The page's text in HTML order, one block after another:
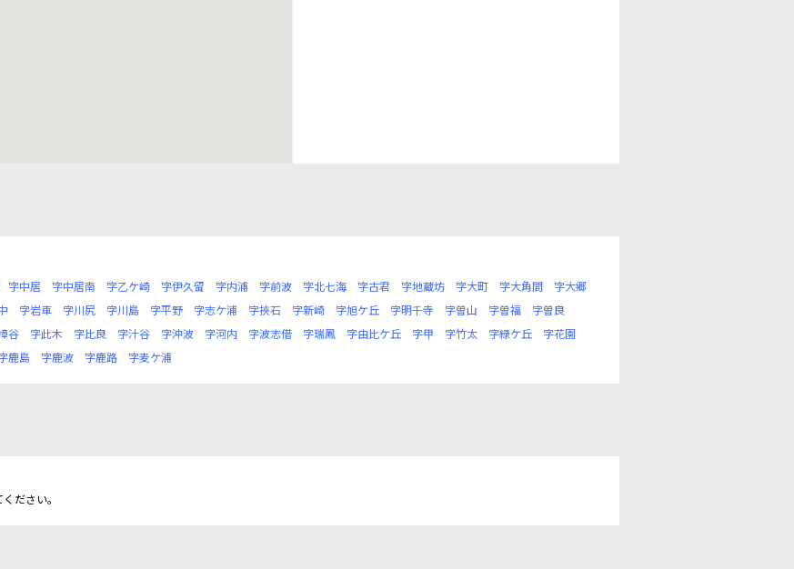
字中居 字中居南 字乙ケ崎 字伊久留 字内浦 字前波 字北七海 字古君 字地蔵坊 字大町 字大角間
字大郷
字岩車 字川尻 字川島 字平野 字志ケ浦 字挾石 字新崎 字旭ケ丘 字明千寺 字曽山 字曽福
字曽良
谷 字此木 字比良 字汁谷 字沖波 字河内 字波志借 字瑞鳳 字由比ケ丘 字甲 字竹太 字緑ケ丘
字花園
鹿島 字鹿波 字鹿路 字麦ケ浦
ださい。